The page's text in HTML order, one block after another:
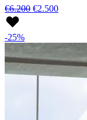
€6.200 €2.500
-25%